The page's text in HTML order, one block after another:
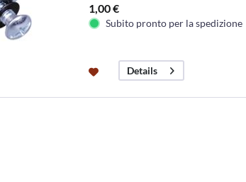
1,00 €
Subito pronto per la spedizione
Details